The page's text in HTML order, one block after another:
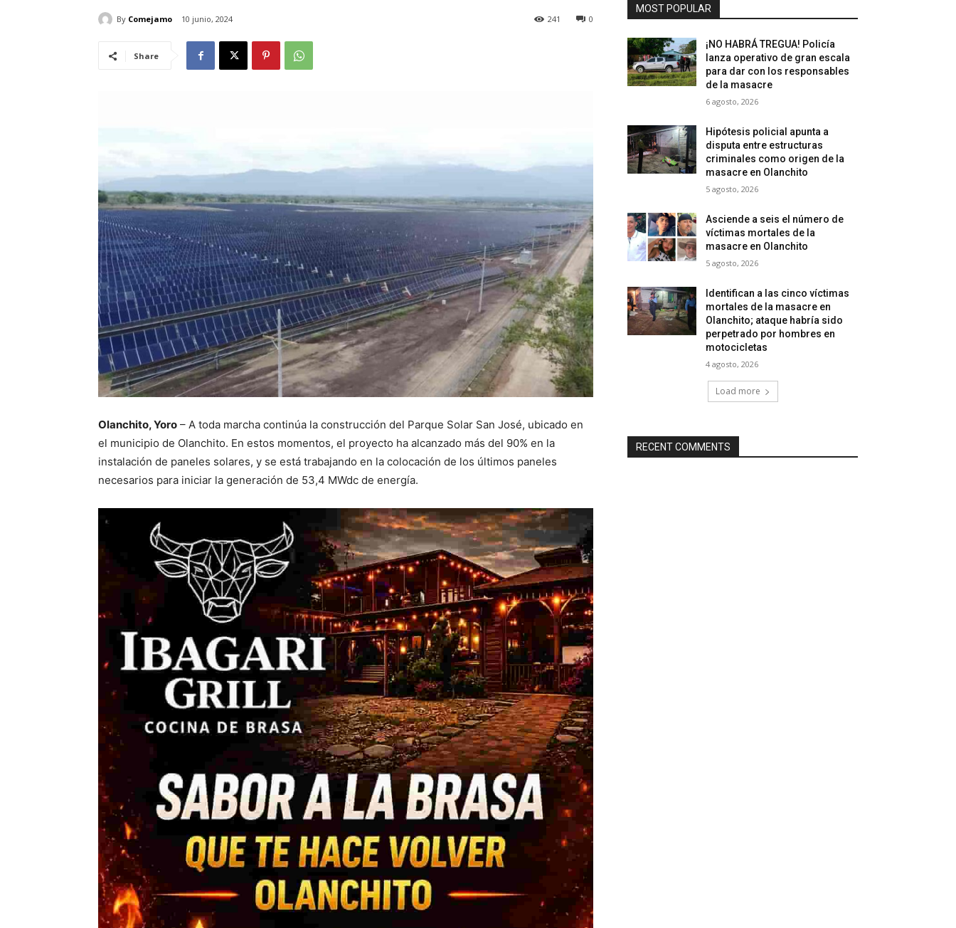
By Comejamo 10 junio, 2024 0
241
Share
Olanchito, Yoro – A toda marcha continúa la construcción del Parque Solar San José, ubicado en
el municipio de Olanchito. En estos momentos, el proyecto ha alcanzado más del 90% en la
instalación de paneles solares, y se está trabajando en la colocación de los últimos paneles
necesarios para iniciar la generación de 53,4 MWdc de energía.
MOST POPULAR
¡NO HABRÁ TREGUA! Policía
lanza operativo de gran escala
para dar con los responsables
de la masacre
6 agosto, 2026
Hipótesis policial apunta a
disputa entre estructuras
criminales como origen de la
masacre en Olanchito
5 agosto, 2026
Asciende a seis el número de
víctimas mortales de la
masacre en Olanchito
5 agosto, 2026
Identifican a las cinco víctimas
mortales de la masacre en
Olanchito; ataque habría sido
perpetrado por hombres en
motocicletas
4 agosto, 2026
Load more
RECENT COMMENTS